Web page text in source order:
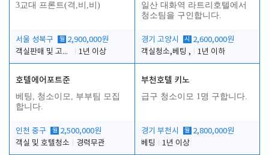
3교대 프론트(격,비,비)
서울 성북구 월 2,900,000원
객실판매 및 고객응대
1년 이상
일산 대화역 라트리호텔에서
청소팀을 구인합니다.
경기 고양시 시
2,600,000원
객실청소,베팅 ,
1년 이하
호텔에어포트준
베팅, 청소이모, 부부팀 모집
합니다.
인천 중구 월 2,500,000원
객실 및 호텔청소
경력무관
부천호텔 키노
급구 청소이모 1명 구합니다.
경기 부천시 월 2,800,000원
베팅
1년 이상